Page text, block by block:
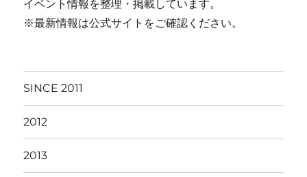
イベント情報室
※最新情報は公式サイトをご確認ください。
SINCE 2011